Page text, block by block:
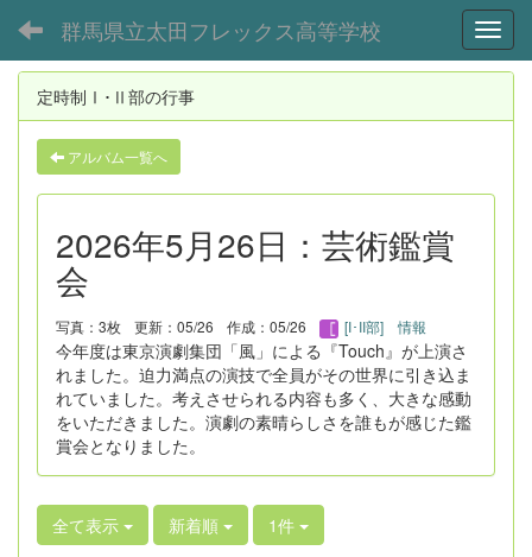
群馬県立太田フレックス高等学校
定時制Ⅰ･Ⅱ部の行事
アルバム一覧へ
2026年5月26日：芸術鑑賞
会
写真：3枚 更新：05/26 作成：05/26 [I･II部] 情報
今年度は東京演劇集団「風」による『Touch』が上演さ
れました。迫力満点の演技で全員がその世界に引き込ま
れていました。考えさせられる内容も多く、大きな感動
をいただきました。演劇の素晴らしさを誰もが感じた鑑
賞会となりました。
全て表示 新着順 1件